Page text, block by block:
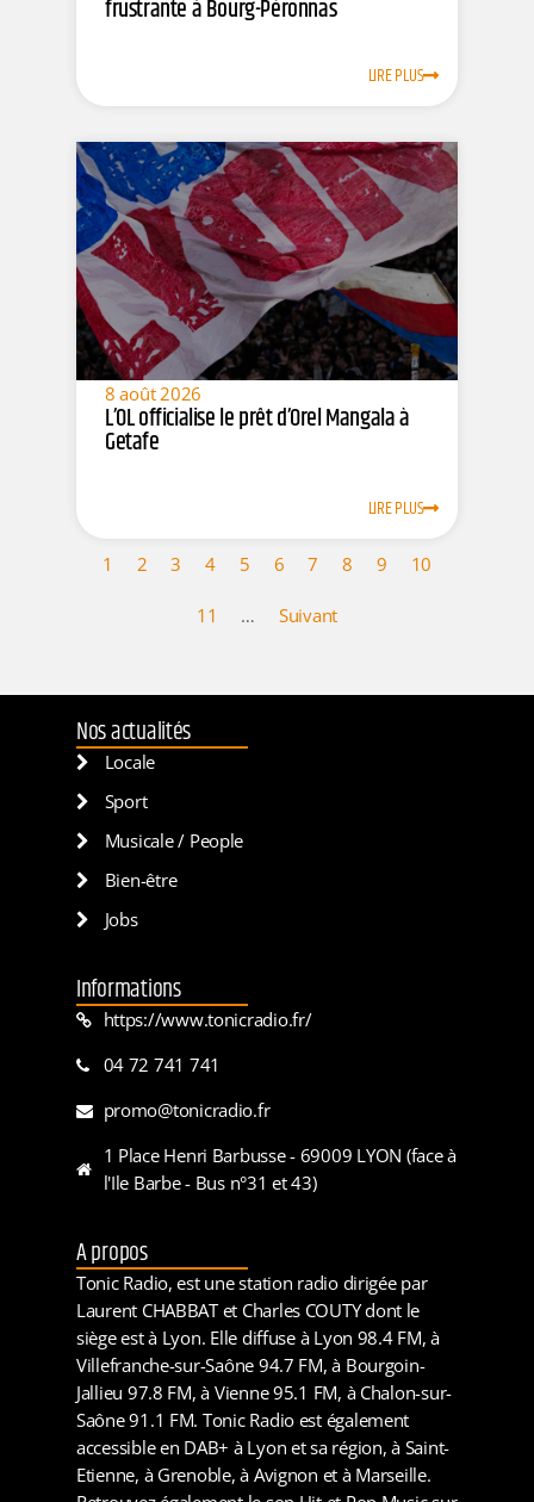
frustrante à Bourg-Péronnas
LIRE PLUS
8 août 2026
L’OL officialise le prêt d’Orel Mangala à
Getafe
LIRE PLUS
1 2 3 4 5 6 7 8 9 10
11 … Suivant
Nos actualités
Locale
Sport
Musicale / People
Bien-être
Jobs
Informations
https://www.tonicradio.fr/
04 72 741 741
promo@tonicradio.fr
1 Place Henri Barbusse - 69009 LYON (face à
l'Ile Barbe - Bus n°31 et 43)
A propos
Tonic Radio, est une station radio dirigée par
Laurent CHABBAT et Charles COUTY dont le
siège est à Lyon. Elle diffuse à Lyon 98.4 FM, à
Villefranche-sur-Saône 94.7 FM, à Bourgoin-
Jallieu 97.8 FM, à Vienne 95.1 FM, à Chalon-sur-
Saône 91.1 FM. Tonic Radio est également
accessible en DAB+ à Lyon et sa région, à Saint-
Etienne, à Grenoble, à Avignon et à Marseille.